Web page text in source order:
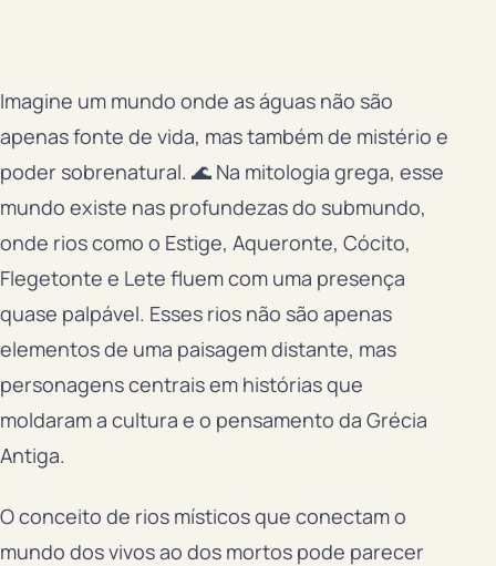
Imagine um mundo onde as águas não são
apenas fonte de vida, mas também de mistério e
poder sobrenatural. 🌊 Na mitologia grega, esse
mundo existe nas profundezas do submundo,
onde rios como o Estige, Aqueronte, Cócito,
Flegetonte e Lete fluem com uma presença
quase palpável. Esses rios não são apenas
elementos de uma paisagem distante, mas
personagens centrais em histórias que
moldaram a cultura e o pensamento da Grécia
Antiga.
O conceito de rios místicos que conectam o
mundo dos vivos ao dos mortos pode parecer